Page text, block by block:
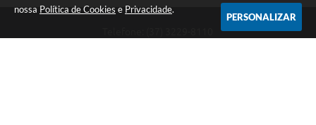
nossa Política de Cookies e Privacidade.
PERSONALIZAR